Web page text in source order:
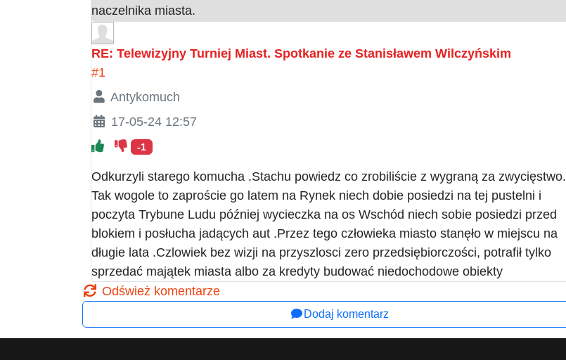
naczelnika miasta.
RE: Telewizyjny Turniej Miast. Spotkanie ze Stanisławem Wilczyńskim
#1
Antykomuch
17-05-24 12:57
-1
Odkurzyli starego komucha .Stachu powiedz co zrobiliście z wygraną za zwycięstwo.
Tak wogole to zaproście go latem na Rynek niech dobie posiedzi na tej pustelni i
poczyta Trybune Ludu później wycieczka na os Wschód niech sobie posiedzi przed
blokiem i posłucha jadących aut .Przez tego człowieka miasto stanęło w miejscu na
długie lata .Czlowiek bez wizji na przyszlosci zero przedsiębiorczości, potrafił tylko
sprzedać majątek miasta albo za kredyty budować niedochodowe obiekty
Odśwież komentarze
Dodaj komentarz